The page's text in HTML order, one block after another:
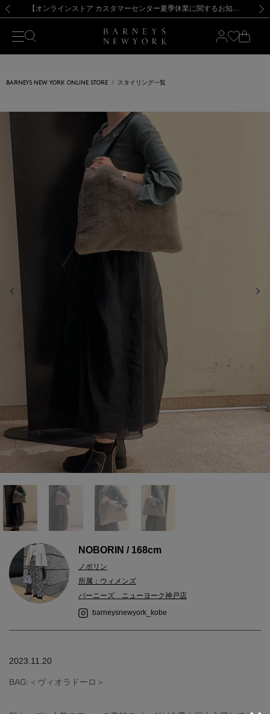
新規登録のお客様も対象！＜MY BARNEYS＞会員のお客様は11,000円（税込）以上のお買上げで常時送料無料！お買い物の際は会員登録を！
【夏季休業に伴う出荷一時停止のお知らせ】(2026.8.7) 【オンラインストア カスタマーセンター夏季休業に関するお知らせ】（2026.8.7）
【夏季休業に伴う返品・交換承り一時停止のお知らせ】（2026.8.5）
熊本県を中心とした地震の影響によるお荷物のお届けについて
【開催中】SUMMER SALEのご案内・ご注意事項 新規登録のお客様も対象！＜MY BARNEYS＞会員のお客様は11,000円（税込）以上のお買上げで常時送料無料！お買い物の際は会員登録を！
【夏季休業に伴う出荷一時停止のお知らせ】(2026.8.7)
BARNEYS NEW YORK ONLINE STORE スタイリング一覧
NOBORIN / 168cm
ノボリン
所属：ウィメンズ
バーニーズ ニューヨーク神戸店
barneysnewyork_kobe
2023.11.20
BAG:＜ヴィオラドーロ＞